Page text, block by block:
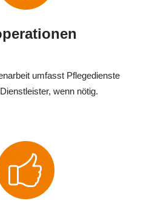
umfasst Pflegedienste
wenn nötig.